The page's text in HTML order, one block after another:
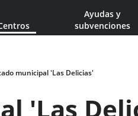
Ayudas y
subvenciones
municipal 'Las Delicias'
'Las